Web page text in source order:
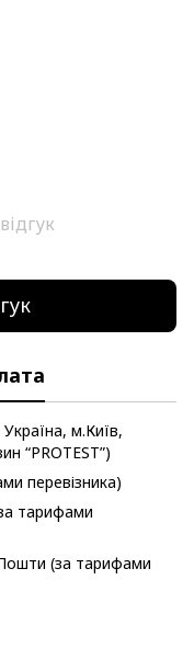
м.Київ,
“PROTEST”)
перевізника)
тарифами
(за тарифами